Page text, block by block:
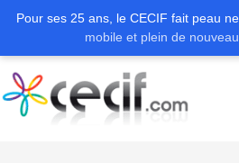
Pour ses 25 ans, le CECIF fait peau
mobile et plein de